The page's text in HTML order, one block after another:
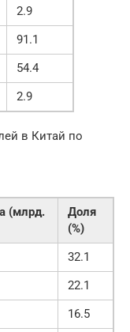
2.9
91.1
54.4
2.9
в Китай по
(млрд.
Доля
(%)
32.1
22.1
16.5